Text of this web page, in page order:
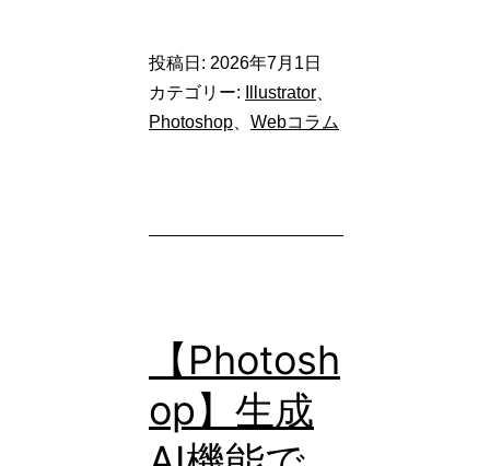
イ
ナ
心
見！
Canva（キ
ャ
投稿日: 2026年7月1日
カテゴリー:
Illustrator
Photoshop
Webコラム
【Photosh
op】生成